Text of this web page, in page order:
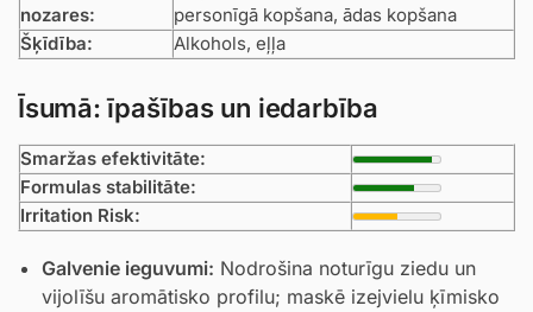
nozares:
personīgā kopšana, ādas kopšana
Šķīdība:
Alkohols, eļļa
Īsumā: īpašības un iedarbība
Smaržas efektivitāte:
Formulas stabilitāte:
Irritation Risk:
Galvenie ieguvumi: Nodrošina noturīgu ziedu un
vijolīšu aromātisko profilu; maskē izejvielu ķīmisko